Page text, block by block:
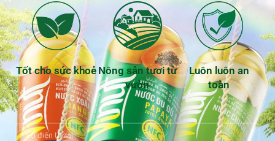
Tốt cho sức khoẻ Nông sản tươi từ
vườn
Luôn luôn an
toàn